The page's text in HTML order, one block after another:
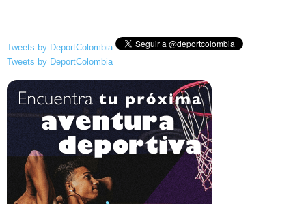
Tweets by DeportColombia
Tweets by DeportColombia